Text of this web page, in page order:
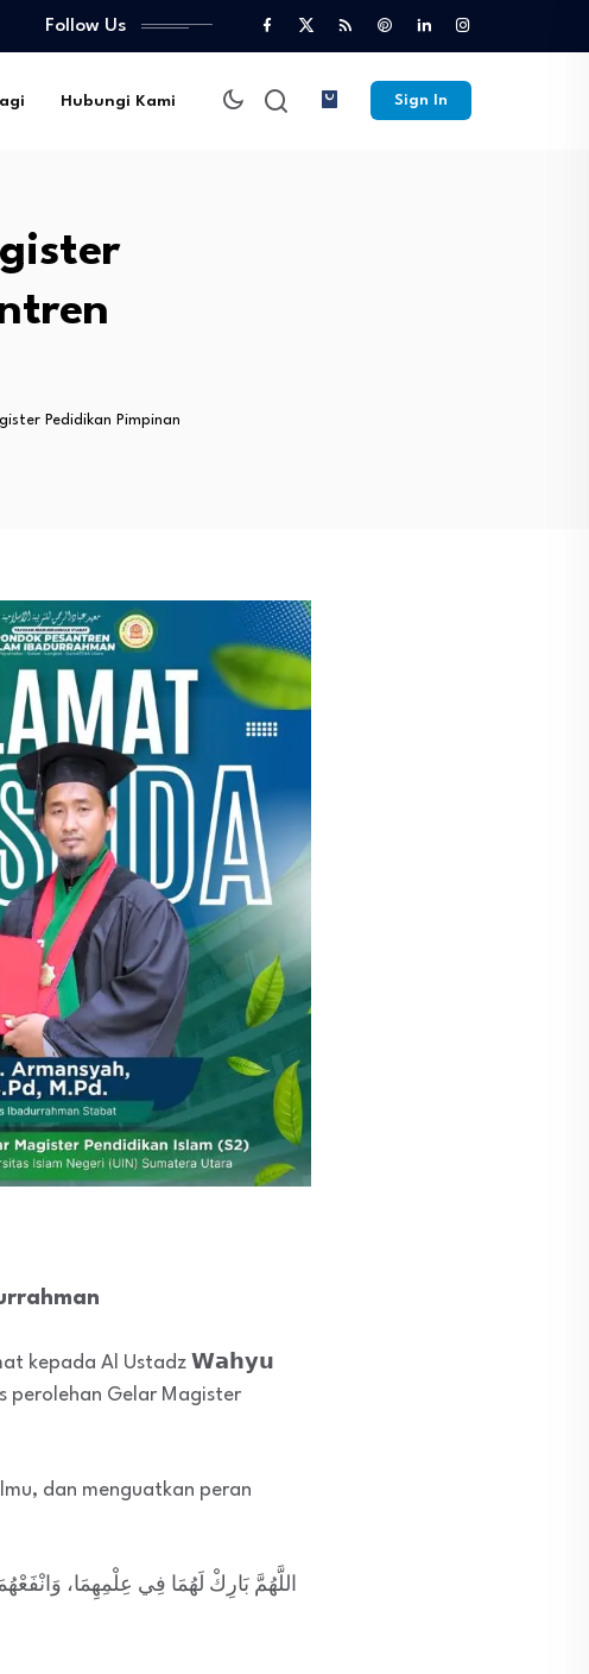
Follow Us
Hubungi Kami Sign In
Pedidikan Pimpinan
kepada Al Ustadz 𝗪𝗮𝗵𝘆𝘂
Gelar Magister
dan menguatkan peran
اللَّهُمَّ بَارِكْ لَهُمَا فِي عِلْمِهِمَا،